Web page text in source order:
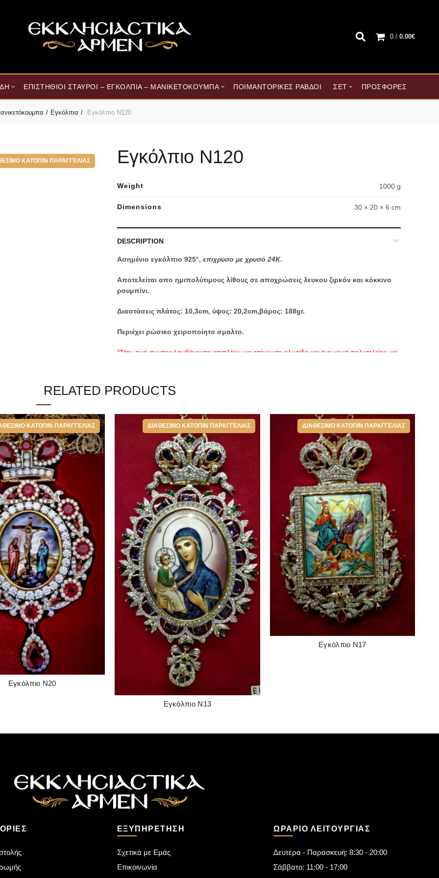
0 / 0.00€
ΕΠΙΣΤΉΘΙΟΙ ΣΤΑΥΡΟΊ – ΕΓΚΌΛΠΙΑ – ΜΑΝΙΚΕΤΌΚΟΥΜΠΑ ΠΟΙΜΑΝΤΟΡΙΚΈΣ ΡΆΒΔΟΙ ΣΕΤ ΠΡΟΣΦΟΡΈΣ
Εγκόλπια Εγκόλπιο Ν120
ΚΑΤΌΠΙΝ ΠΑΡΑΓΓΕΛΊΑΣ Εγκόλπιο Ν120
Weight 1000 g
Dimensions 30 × 20 × 6 cm
DESCRIPTION
Ασημένιο εγκόλπιο 925°, επιχρυσο με χρυσό 24Κ.
Αποτελείται απο ημιπολύτιμους λίθους σε αποχρώσεις λευκου ζιρκόν και κόκκινο
ρουμπίνι.
Διαστάσεις πλάτος: 10,3cm, ύψος: 20,2cm,βάρος: 188gr.
Περιέχει ρώσικο χειροποίητο σμαλτο.
*Στην τιμή συμπεριλαμβάνονται επιπλέον μια επίχρυση αλυσίδα και ένα κουτί πολυτελείας για
RELATED PRODUCTS
ΚΑΤΌΠΙΝ ΠΑΡΑΓΓΕΛΊΑΣ
READ MORE
Εγκόλπιο Ν20
ΔΙΑΘΈΣΙΜΟ ΚΑΤΌΠΙΝ ΠΑΡΑΓΓΕΛΊΑΣ
READ MORE
Εγκόλπιο Ν13
ΔΙΑΘΈΣΙΜΟ ΚΑΤΌΠΙΝ ΠΑΡΑΓΓΕΛΊΑΣ
READ MORE
Εγκόλπιο Ν17
ΕΞΥΠΗΡΈΤΗΣΗ
Σχετικά με Εμάς
Επικοινωνία
ΩΡΆΡΙΟ ΛΕΙΤΟΥΡΓΊΑΣ
Δευτέρα - Παρασκευή: 8:30 - 20:00
Σάββατο: 11:00 - 17:00